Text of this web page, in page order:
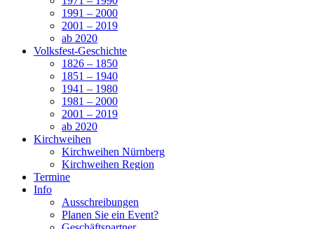
1991 – 2000
2001 – 2019
ab 2020
Volksfest-Geschichte
1826 – 1850
1851 – 1940
1941 – 1980
1981 – 2000
2001 – 2019
ab 2020
Kirchweihen
Kirchweihen Nürnberg
Kirchweihen Region
Termine
Info
Ausschreibungen
Planen Sie ein Event?